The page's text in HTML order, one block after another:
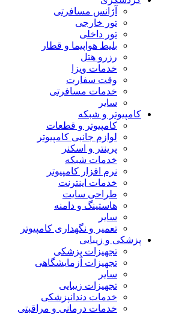
آژانس مسافرتی
تور خارجی
تور داخلی
بلیط هواپیما و قطار
رزرو هتل
خدمات ویزا
وقت سفارت
خدمات مسافرتی
سایر
کامپیوتر و شبکه
کامپیوتر و قطعات
لوازم جانبی کامپیوتر
پرینتر و اسکنر
خدمات شبکه
نرم افزار کامپیوتر
خدمات اینترنت
طراحی سایت
هاستینگ و دامنه
سایر
تعمیر و نگهداری کامپیوتر
پزشکی و زیبایی
تجهیزات پزشکی
تجهیزات آزمایشگاهی
سایر
تجهیزات زیبایی
خدمات دندانپزشکی
خدمات درمانی و مراقبتی